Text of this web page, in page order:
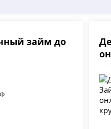
займ до